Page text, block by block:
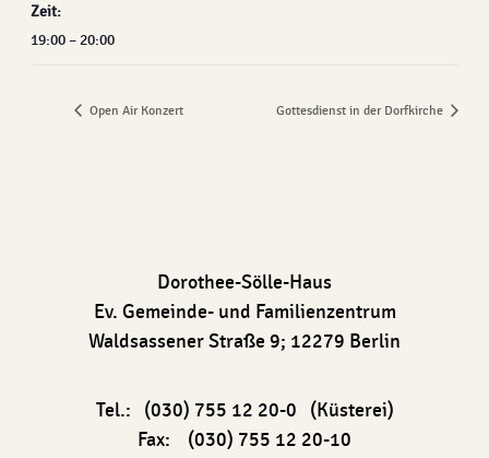
Zeit:
19:00 – 20:00
Open Air Konzert Gottesdienst in der Dorfkirche
Dorothee-Sölle-Haus
Ev. Gemeinde- und Familienzentrum
Waldsassener Straße 9; 12279 Berlin
Tel.: (030) 755 12 20-0 (Küsterei)
Fax: (030) 755 12 20-10